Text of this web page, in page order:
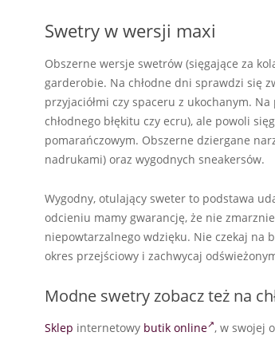
Swetry w wersji maxi
Obszerne wersje swetrów (sięgające za
garderobie. Na chłodne dni sprawdzi się
przyjaciółmi czy spaceru z ukochanym.
chłodnego błękitu czy ecru), ale powoli
pomarańczowym. Obszerne dziergane
nadrukami) oraz wygodnych sneakersów.
Wygodny, otulający sweter to podstawa
odcieniu mamy gwarancję, że nie
niepowtarzalnego wdzięku. Nie czekaj na
okres przejściowy i zachwycaj
Modne swetry zobacz też na
Sklep internetowy butik online , w swojej